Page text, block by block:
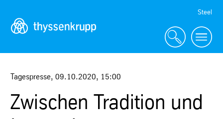
Navigation
Steel
Tagespresse, 09.10.2020, 15:00
Zwischen Tradition und